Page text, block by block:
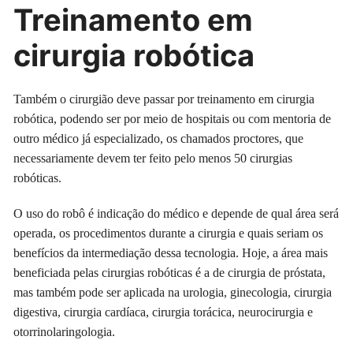
Treinamento em
cirurgia robótica
Também o cirurgião deve passar por treinamento em cirurgia
robótica, podendo ser por meio de hospitais ou com mentoria de
outro médico já especializado, os chamados proctores, que
necessariamente devem ter feito pelo menos 50 cirurgias
robóticas.
O uso do robô é indicação do médico e depende de qual área será
operada, os procedimentos durante a cirurgia e quais seriam os
benefícios da intermediação dessa tecnologia. Hoje, a área mais
beneficiada pelas cirurgias robóticas é a de cirurgia de próstata,
mas também pode ser aplicada na urologia, ginecologia, cirurgia
digestiva, cirurgia cardíaca, cirurgia torácica, neurocirurgia e
otorrinolaringologia.